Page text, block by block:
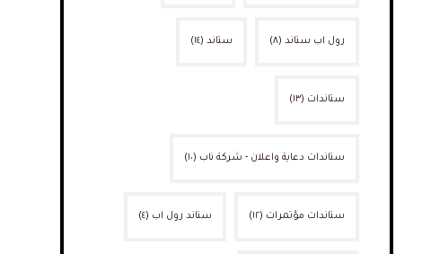
رول اب ستاند(٨) ستاند(١٤)
ستاندات (١٣)
ستاندات دعاية واعلان - شركة ناب (١٠)
ستاندات مؤتمرات (١٢) ستاند رول اب (٤)